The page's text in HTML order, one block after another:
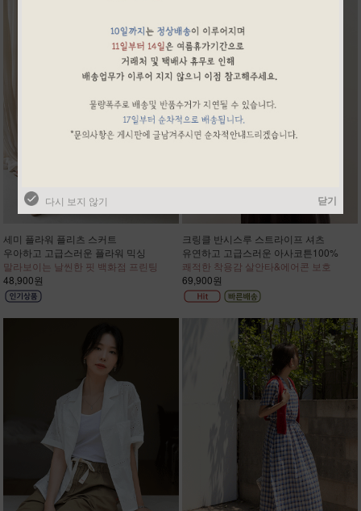
세미 플라워 플리츠 스커트
우아하고 고급스러운 플라워 믹싱
말라보이는 날씬한 핏 백화점 프린팅
48,900원
크링클 반시스루 스트라이프 셔츠
유연하고 고급스러운 아사코튼100%
쾌적한 착용감 살안타&에어콘 보호
69,900원
다시 보지 않기 닫기